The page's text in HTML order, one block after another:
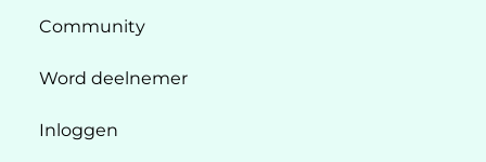
Community
Word deelnemer
Inloggen